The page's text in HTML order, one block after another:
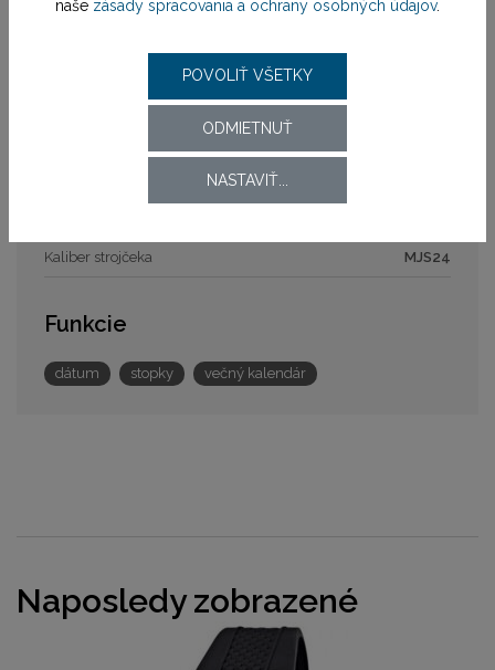
Zapínanie remienka štandardná pracka
26,00 / 20,00 mm
Kaliber strojčeka MJS24
Funkcie
dátum stopky večný kalendár
Naposledy zobrazené
naše zásady spracovania a ochrany osobných údajov.
POVOLIŤ VŠETKY
ODMIETNUŤ
NASTAVIŤ...